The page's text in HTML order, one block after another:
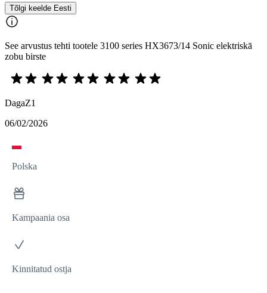
Tõlgi keelde Eesti
See arvustus tehti tootele 3100 series HX3673/14 Sonic elektriskā
zobu birste
DagaZ1
06/02/2026
Polska
Kampaania osa
Kinnitatud ostja